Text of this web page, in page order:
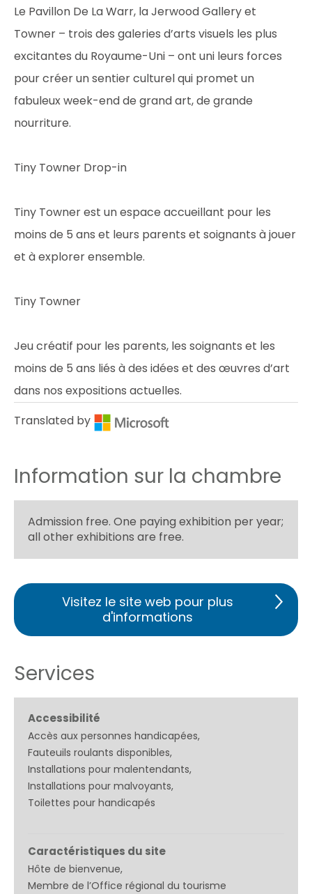
Le Pavillon De La Warr, la Jerwood Gallery et
Towner – trois des galeries d’arts visuels les plus
excitantes du Royaume-Uni – ont uni leurs forces
pour créer un sentier culturel qui promet un
fabuleux week-end de grand art, de grande
nourriture.
Tiny Towner Drop-in
Tiny Towner est un espace accueillant pour les
moins de 5 ans et leurs parents et soignants à jouer
et à explorer ensemble.
Tiny Towner
Jeu créatif pour les parents, les soignants et les
moins de 5 ans liés à des idées et des œuvres d’art
dans nos expositions actuelles.
Translated by
Information sur la chambre
Admission free. One paying exhibition per year;
all other exhibitions are free.
Visitez le site web pour plus
d'informations
Services
Accessibilité
Accès aux personnes handicapées
Fauteuils roulants disponibles
Installations pour malentendants
Installations pour malvoyants
Toilettes pour handicapés
Caractéristiques du site
Hôte de bienvenue
Membre de l’Office régional du tourisme